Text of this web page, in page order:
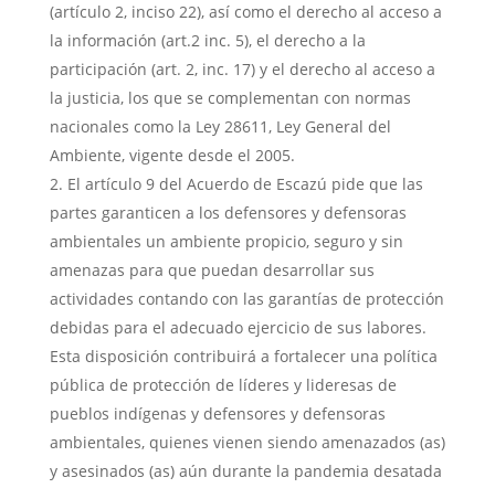
(artículo 2, inciso 22), así como el derecho al acceso a
la información (art.2 inc. 5), el derecho a la
participación (art. 2, inc. 17) y el derecho al acceso a
la justicia, los que se complementan con normas
nacionales como la Ley 28611, Ley General del
Ambiente, vigente desde el 2005.
El artículo 9 del Acuerdo de Escazú pide que las
partes garanticen a los defensores y defensoras
ambientales un ambiente propicio, seguro y sin
amenazas para que puedan desarrollar sus
actividades contando con las garantías de protección
debidas para el adecuado ejercicio de sus labores.
Esta disposición contribuirá a fortalecer una política
pública de protección de líderes y lideresas de
pueblos indígenas y defensores y defensoras
ambientales, quienes vienen siendo amenazados (as)
y asesinados (as) aún durante la pandemia desatada